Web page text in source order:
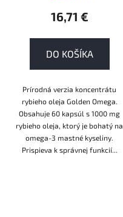
16,71 €
DO KOŠÍKA
Prírodná verzia koncentrátu
rybieho oleja Golden Omega.
Obsahuje 60 kapsúl s 1000 mg
rybieho oleja, ktorý je bohatý na
omega-3 mastné kyseliny.
Prispieva k správnej funkcií...